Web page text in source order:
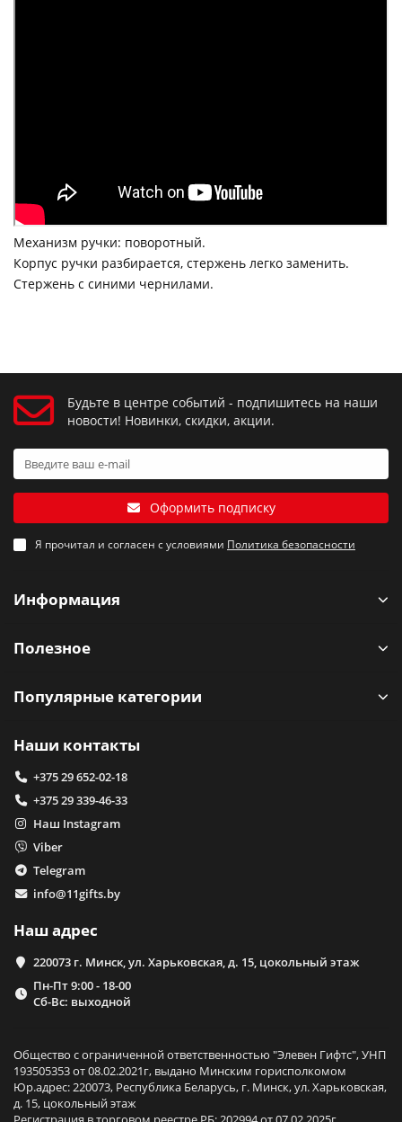
Механизм ручки: поворотный.
Корпус ручки разбирается, стержень легко заменить.
Стержень с синими чернилами.
Будьте в центре событий - подпишитесь на наши
новости! Новинки, скидки, акции.
Оформить подписку
Я прочитал и согласен с условиями Политика безопасности
Информация
Полезное
Популярные категории
Наши контакты
+375 29 652-02-18
+375 29 339-46-33
Наш Instagram
Viber
Telegram
info@11gifts.by
Наш адрес
220073 г. Минск, ул. Харьковская, д. 15, цокольный этаж
Пн-Пт 9:00 - 18-00
Сб-Вс: выходной
Общество с ограниченной ответственностью "Элевен Гифтс", УНП
193505353 от 08.02.2021г, выдано Минским горисполкомом
Юр.адрес: 220073, Республика Беларусь, г. Минск, ул. Харьковская,
д. 15, цокольный этаж